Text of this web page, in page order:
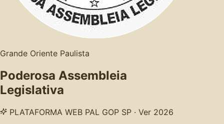
Grande Oriente Paulista
Poderosa Assembleia
Legislativa
PLATAFORMA WEB PAL GOP SP · Ver 2026